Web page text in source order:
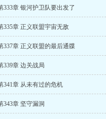
333章 银河护卫队要出发了
335章 正义联盟宇宙无敌
337章 正义联盟的最后通牒
339章 边关战局
341章 从未有过的危机
343章 坚守漏洞